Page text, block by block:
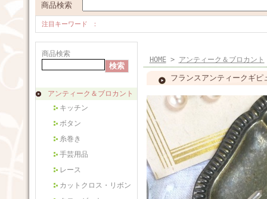
商品検索
注目キーワード
商品検索
アンティーク＆ブロカント
キッチン
ボタン
糸巻き
手芸用品
レース
カットクロス・リボン
HOME> アンティーク＆ブロカント
フランスアンティークギピ